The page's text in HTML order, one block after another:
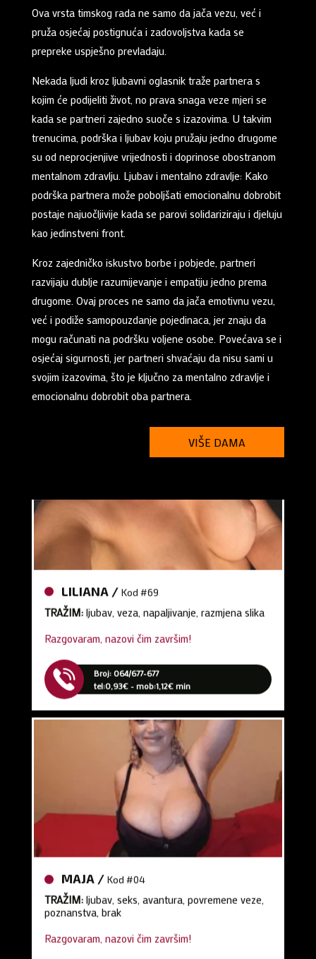
Ova vrsta timskog rada ne samo da jača vezu, već i
pruža osjećaj postignuća i zadovoljstva kada se
prepreke uspješno prevladaju.
Nekada ljudi kroz ljubavni oglasnik traže partnera s
kojim će podijeliti život, no prava snaga veze mjeri se
kada se partneri zajedno suoče s izazovima. U takvim
trenucima, podrška i ljubav koju pružaju jedno drugome
su od neprocjenjive vrijednosti i doprinose obostranom
mentalnom zdravlju. Ljubav i mentalno zdravlje: Kako
podrška partnera može poboljšati emocionalnu dobrobit
postaje najuočljivije kada se parovi solidariziraju i djeluju
kao jedinstveni front.
Kroz zajedničko iskustvo borbe i pobjede, partneri
razvijaju dublje razumijevanje i empatiju jedno prema
drugome. Ovaj proces ne samo da jača emotivnu vezu,
već i podiže samopouzdanje pojedinaca, jer znaju da
mogu računati na podršku voljene osobe. Povećava se i
osjećaj sigurnosti, jer partneri shvaćaju da nisu sami u
svojim izazovima, što je ključno za mentalno zdravlje i
emocionalnu dobrobit oba partnera.
VIŠE DAMA
TRAŽIM:ljubav, veza, napaljivanje, razmjena slika
Razgovaram, nazovi čim završim!
tel:0,93€ - mob:1,12€ min
TRAŽIM:ljubav, seks, avantura, povremene veze,
poznanstva, brak
Razgovaram, nazovi čim završim!